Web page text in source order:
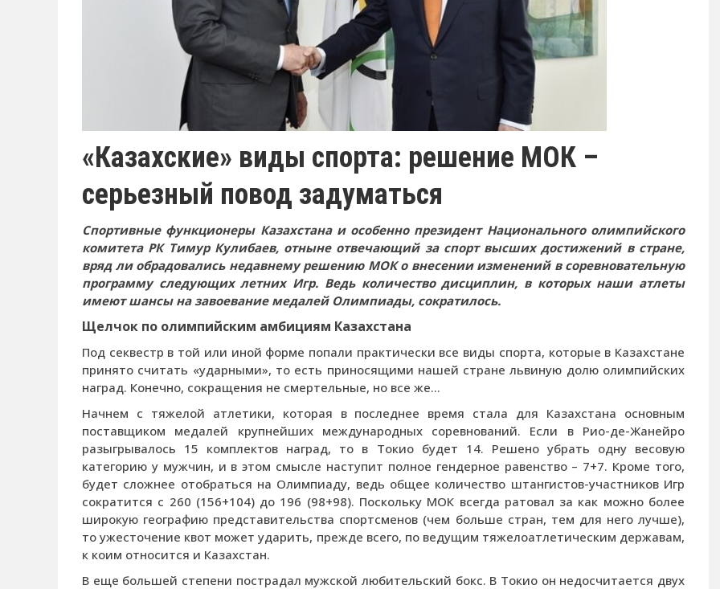
«Казахские» виды спорта: решение МОК –
серьезный повод задуматься
Спортивные функционеры Казахстана и особенно президент Национального олимпийского
комитета РК Тимур Кулибаев, отныне отвечающий за спорт высших достижений в стране,
вряд ли обрадовались недавнему решению МОК о внесении изменений в соревновательную
программу следующих летних Игр. Ведь количество дисциплин, в которых наши атлеты
имеют шансы на завоевание медалей Олимпиады, сократилось.
Щелчок по олимпийским амбициям Казахстана
Под секвестр в той или иной форме попали практически все виды спорта, которые в Казахстане
принято считать «ударными», то есть приносящими нашей стране львиную долю олимпийских
наград. Конечно, сокращения не смертельные, но все же…
Начнем с тяжелой атлетики, которая в последнее время стала для Казахстана основным
поставщиком медалей крупнейших международных соревнований. Если в Рио-де-Жанейро
разыгрывалось 15 комплектов наград, то в Токио будет 14. Решено убрать одну весовую
категорию у мужчин, и в этом смысле наступит полное гендерное равенство – 7+7. Кроме того,
будет сложнее отобраться на Олимпиаду, ведь общее количество штангистов-участников Игр
сократится с 260 (156+104) до 196 (98+98). Поскольку МОК всегда ратовал за как можно более
широкую географию представительства спортсменов (чем больше стран, тем для него лучше),
то ужесточение квот может ударить, прежде всего, по ведущим тяжелоатлетическим державам,
к коим относится и Казахстан.
В еще большей степени пострадал мужской любительский бокс. В Токио он недосчитается двух